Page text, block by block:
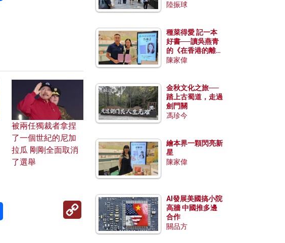
被兩任獨裁者拿捏
了一個世紀的尼加
拉瓜 剛剛全面取消
了選舉
Copy
陸振球
種菜得愛 記一本
好書──讀吳燕青
的《在香港的離島
種菜》
陳家偉
金秋文化之旅──
踏上古蜀道，走過
劍門關
馮珍今
繪本界一顆閃亮新
星
陳家偉
AI發展美國搞小院
高牆 中國推多邊
合作
關品方